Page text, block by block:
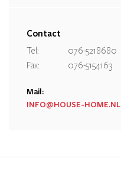
Contact
Tel:
076-5218680
Fax:
076-5154163
Mail:
INFO@HOUSE-HOME.NL